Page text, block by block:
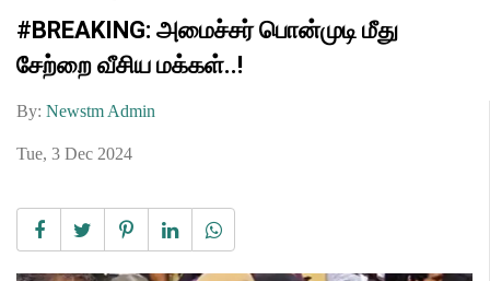
#BREAKING: அமைச்சர் பொன்முடி மீது
சேற்றை வீசிய மக்கள்..!
By: Newstm Admin
Tue, 3 Dec 2024